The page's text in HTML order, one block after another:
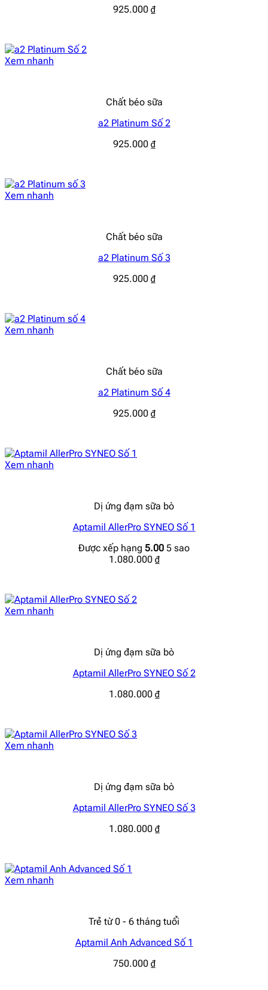
925.000 ₫
Xem nhanh
Chất béo sữa
a2 Platinum Số 2
925.000 ₫
Xem nhanh
Chất béo sữa
a2 Platinum Số 3
925.000 ₫
Xem nhanh
Chất béo sữa
a2 Platinum Số 4
925.000 ₫
Xem nhanh
Dị ứng đạm sữa bò
Aptamil AllerPro SYNEO Số 1
Được xếp hạng 5.00 5 sao
1.080.000 ₫
Xem nhanh
Dị ứng đạm sữa bò
Aptamil AllerPro SYNEO Số 2
1.080.000 ₫
Xem nhanh
Dị ứng đạm sữa bò
Aptamil AllerPro SYNEO Số 3
1.080.000 ₫
Xem nhanh
Trẻ từ 0 - 6 tháng tuổi
Aptamil Anh Advanced Số 1
750.000 ₫